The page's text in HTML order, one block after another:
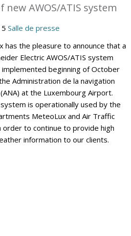
AWOS/ATIS system
Salle de presse
has the pleasure to announce that a
Electric AWOS/ATIS system
implemented beginning of October
Administration de la navigation
at the Luxembourg Airport.
is operationally used by the
MeteoLux and Air Traffic
order to continue to provide high
information to our clients.